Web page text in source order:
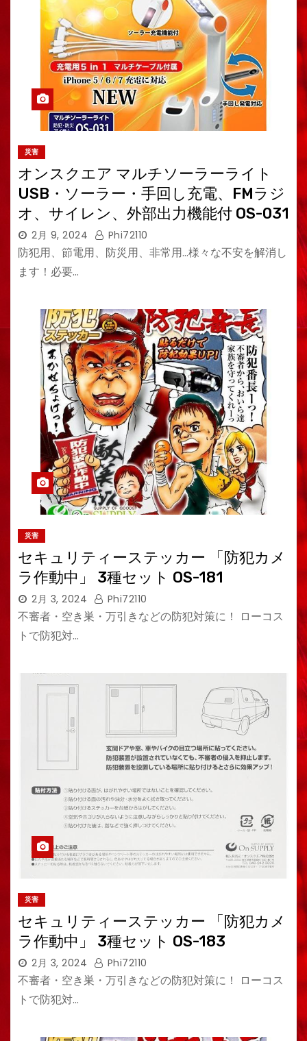
災害
オンスクエア マルチソーラーライト
USB・ソーラー・手回し充電、FMラジ
オ、サイレン、外部出力機能付 OS-031
2月 9, 2024 Phi72110
防犯用、節電用、防災用、非常用…様々な不安を解消し
ます！必要…
災害
セキュリティーステッカー 「防犯カメ
ラ作動中」 3種セット OS-181
2月 3, 2024 Phi72110
不審者・空き巣・万引きなどの防犯対策に！ ローコス
トで防犯対…
災害
セキュリティーステッカー 「防犯カメ
ラ作動中」 3種セット OS-183
2月 3, 2024 Phi72110
不審者・空き巣・万引きなどの防犯対策に！ ローコス
トで防犯対…